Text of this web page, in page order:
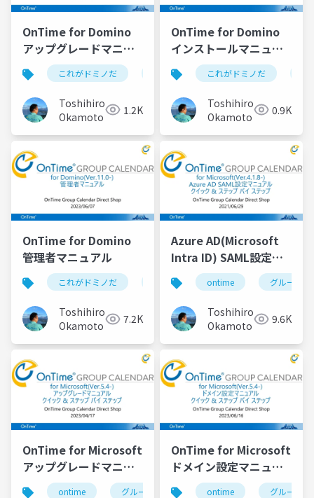
OnTime for Domino
アップグレードマニュ
アル
これがドミノだ ontime hcl domino
Toshihiro
Okamoto
1.2K
OnTime for Domino
インストールマニュア
ル
これがドミノだ
Toshihiro
Okamoto
0.9K
OnTime for Domino
管理者マニュアル
これがドミノだ ontime hcl domino
Toshihiro
Okamoto
7.2K
Azure AD(Microsoft
Intra ID) SAML設定マ
ニュアルontime グループ
Toshihiro
Okamoto
9.6K
OnTime for Microsoft
アップグレードマニュ
アル
ontime グループカレンダー 組織カレンダー
OnTime for Microsoft
ドメイン設定マニュア
ル
ontime グループ